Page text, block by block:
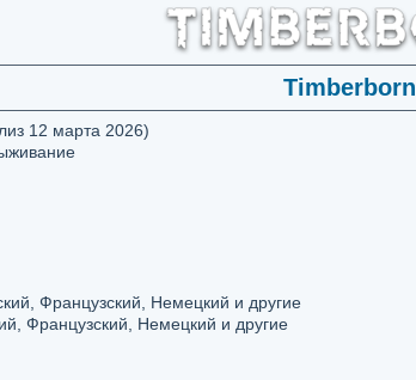
Timberborn
12 марта 2026)
Французский, Немецкий и другие
Французский, Немецкий и другие